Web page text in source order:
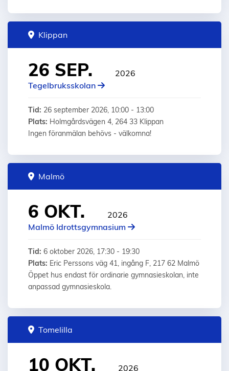
Klippan
26 SEP.
2026
Tegelbruksskolan
Tid: 26 september 2026, 10:00 - 13:00
Plats: Holmgårdsvägen 4, 264 33 Klippan
Ingen föranmälan behövs - välkomna!
Malmö
6 OKT.
2026
Malmö Idrottsgymnasium
Tid: 6 oktober 2026, 17:30 - 19:30
Plats: Eric Perssons väg 41, ingång F, 217 62 Malmö
Öppet hus endast för ordinarie gymnasieskolan, inte
anpassad gymnasieskola.
Tomelilla
10 OKT. 2026